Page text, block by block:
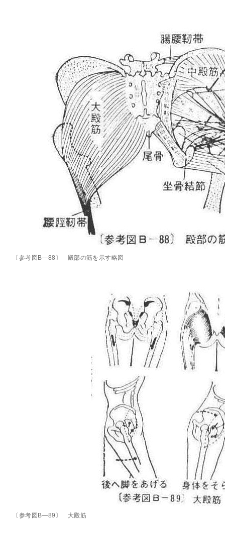
〔参考図B―88〕 殿部の筋を示す略図
〔参考図B―89〕 大殿筋